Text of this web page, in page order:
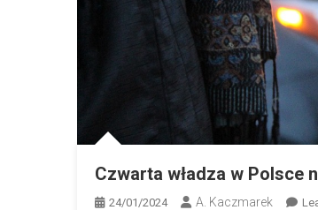
Czwarta władza w Polsce
24/01/2024 A. Kaczmarek